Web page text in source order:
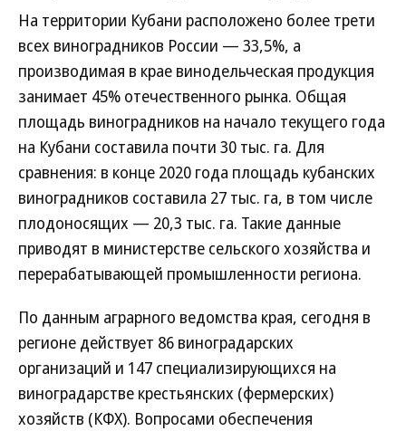
На территории Кубани расположено более трети
всех виноградников России — 33,5%, а
производимая в крае винодельческая продукция
занимает 45% отечественного рынка. Общая
площадь виноградников на начало текущего года
на Кубани составила почти 30 тыс. га. Для
сравнения: в конце 2020 года площадь кубанских
виноградников составила 27 тыс. га, в том числе
плодоносящих — 20,3 тыс. га. Такие данные
приводят в министерстве сельского хозяйства и
перерабатывающей промышленности региона.
По данным аграрного ведомства края, сегодня в
регионе действует 86 виноградарских
организаций и 147 специализирующихся на
виноградарстве крестьянских (фермерских)
хозяйств (КФХ). Вопросами обеспечения